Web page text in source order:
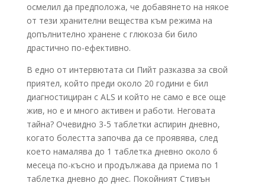
осмелил да предположа, че добавянето на някое
от тези хранителни вещества към режима на
допълнително хранене с глюкоза би било
драстично по-ефективно.
В едно от интервютата си Пийт разказва за свой
приятел, който преди около 20 години е бил
диагностициран с ALS и който не само е все още
жив, но е и много активен и работи. Неговата
тайна? Очевидно 3-5 таблетки аспирин дневно,
когато болестта започва да се проявява, след
което намалява до 1 таблетка дневно около 6
месеца по-късно и продължава да приема по 1
таблетка дневно до днес. Покойният Стивън